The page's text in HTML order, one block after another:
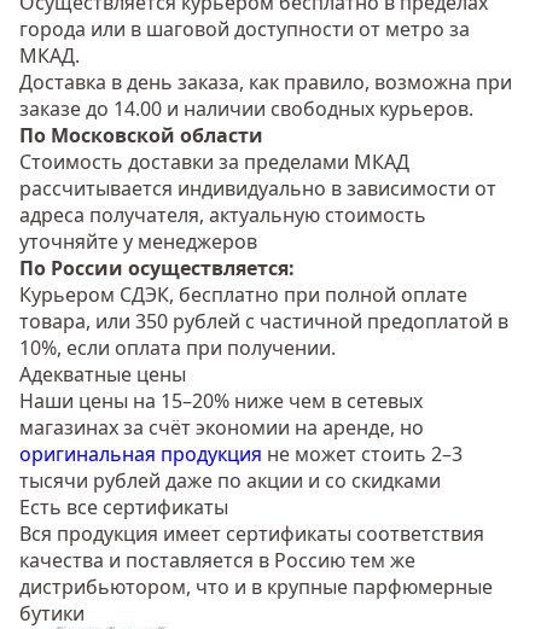
города или в шаговой доступности от метро за
МКАД.
Доставка в день заказа, как правило, возможна при
заказе до 14.00 и наличии свободных курьеров.
По Московской области
Стоимость доставки за пределами МКАД
рассчитывается индивидуально в зависимости от
адреса получателя, актуальную стоимость
уточняйте у менеджеров
По России осуществляется:
Курьером СДЭК, бесплатно при полной оплате
товара, или 350 рублей с частичной предоплатой в
10%, если оплата при получении.
Адекватные цены
Наши цены на 15–20% ниже чем в сетевых
магазинах за счёт экономии на аренде, но
оригинальная продукция не может стоить 2–3
тысячи рублей даже по акции и со скидками
Есть все сертификаты
Вся продукция имеет сертификаты соответствия
качества и поставляется в Россию тем же
дистрибьютором, что и в крупные парфюмерные
бутики